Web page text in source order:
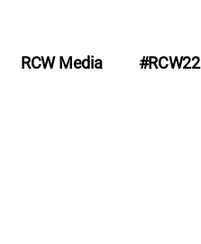
RCW Media #RCW22